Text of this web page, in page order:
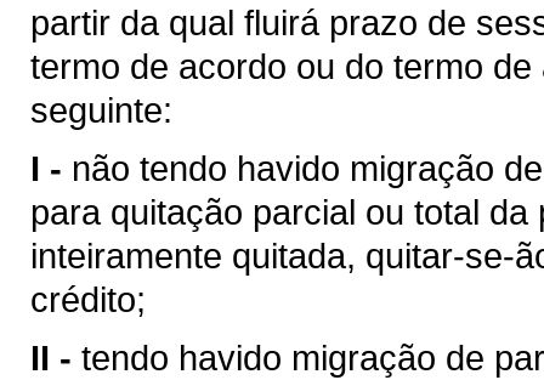
partir da qual fluirá prazo de
termo de acordo ou do termo
seguinte:
I - não tendo havido migração
para quitação parcial ou total
inteiramente quitada, quitar-se-
crédito;
II - tendo havido migração de